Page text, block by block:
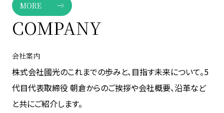
MORE
COMPANY
会社案内
株式会社國光のこれまでの歩みと、目指す未来について。5
代目代表取締役 朝倉からのご挨拶や会社概要、沿革など
と共にご紹介します。